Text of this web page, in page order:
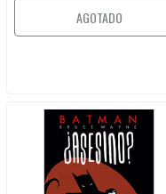
AGOTADO